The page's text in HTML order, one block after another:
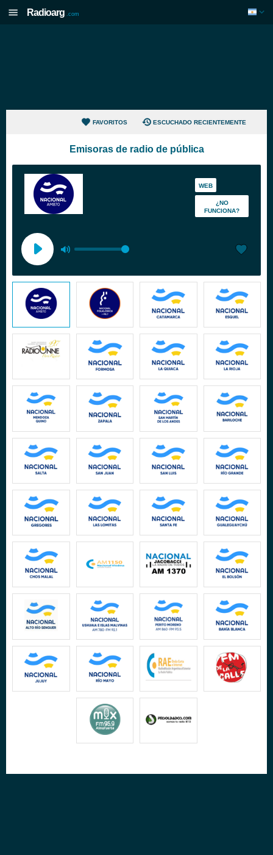
Radioarg .com
FAVORITOS ESCUCHADO RECIENTEMENTE
Emisoras de radio de pública
WEB
¿NO
FUNCIONA?